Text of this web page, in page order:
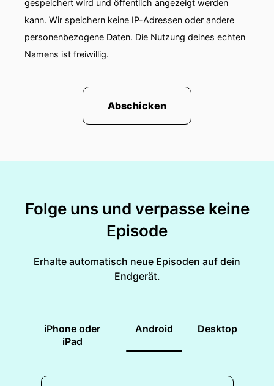
gespeichert wird und öffentlich angezeigt werden
kann. Wir speichern keine IP-Adressen oder andere
personenbezogene Daten. Die Nutzung deines echten
Namens ist freiwillig.
Abschicken
Folge uns und verpasse keine
Episode
Erhalte automatisch neue Episoden auf dein
Endgerät.
iPhone oder
iPad
Android Desktop